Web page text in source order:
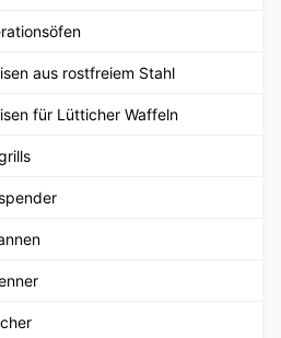
aus rostfreiem Stahl
für Lütticher Waffeln